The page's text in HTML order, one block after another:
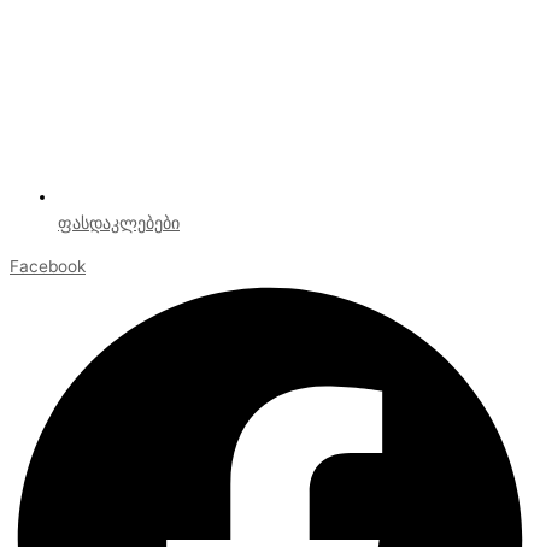
ფასდაკლებები
Facebook